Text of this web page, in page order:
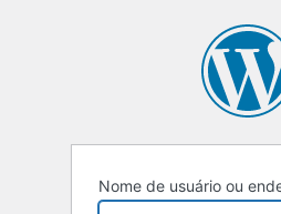
Nome de usuário ou